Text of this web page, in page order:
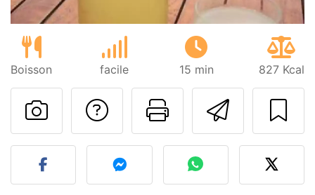
Boisson facile 15 min 827 Kcal
Imprimer
Poser une
Publier votre photo de